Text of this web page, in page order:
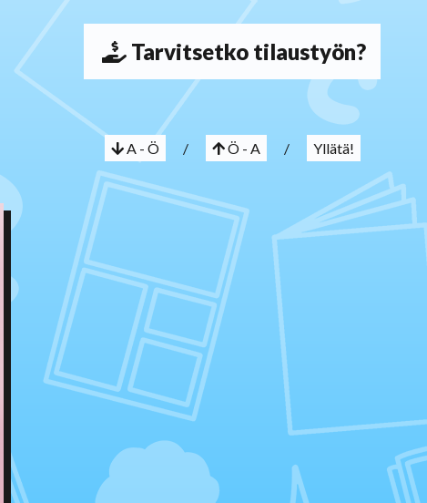
Tarvitsetko tilaustyön?
A - Ö / Ö - A / Yllätä!